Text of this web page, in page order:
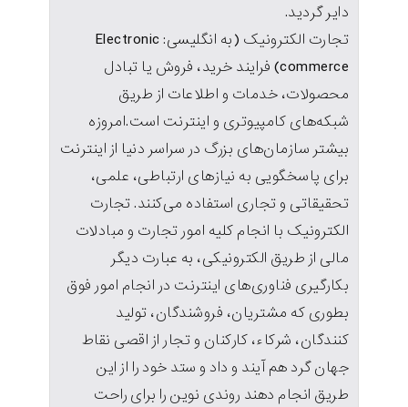
دایر گردید.
تجارت الکترونیک (به انگلیسی: Electronic
commerce) فرایند خرید، فروش یا تبادل
محصولات، خدمات و اطلاعات از طریق
شبکه‌های کامپیوتری و اینترنت است.امروزه
بیشتر سازمان‌های بزرگ در سراسر دنیا از اینترنت
برای پاسخگویی به نیازهای ارتباطی، علمی،
تحقیقاتی و تجاری استفاده می‌کنند. تجارت
الکترونیک با انجام کلیه امور تجارت و مبادلات
مالی از طریق الکترونیکی، به عبارت دیگر
بکارگیری فناوری‌های اینترنت در انجام امور فوق
بطوری که مشتریان، فروشندگان، تولید
کنندگان، شرکاء، کارکنان و تجار از اقصی نقاط
جهان گرد هم آیند و داد و ستد خود را از این
طریق انجام دهند روندی نوین را برای راحت